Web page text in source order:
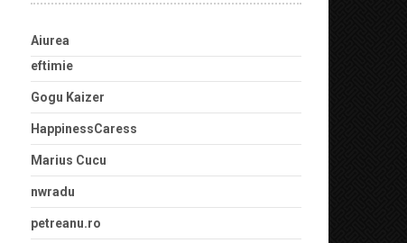
Aiurea
eftimie
Gogu Kaizer
HappinessCaress
Marius Cucu
nwradu
petreanu.ro